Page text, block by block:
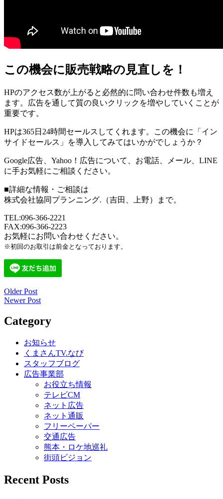
この機会に販売戦略の見直しを！
HPのアクセス数が上がると必然的に問い合わせ件数も増え
ます。広告を通して質の良いクリックを増やしていくことが
重要です。
HPは365日 24時間セールスしてくれます。この機会に「イン
サイドセールス」を導入してみてはいかがでしょうか？
Google広告、Yahoo！広告について、お電話、メール、 LINE
に手お気軽にご相談ください。
■詳細な情報・ご相談は
株式会社協同プランニング.（吉田、上野）まで。
TEL:096-366-2221
FAX:096-366-2223
お気軽にお問い合わせください。
※初回のお取引は前金となっております。
投
ナ
Older Post
Newer Post
Category
お知らせ
くまさんTV.なび
スタッフブログ
広告事業部
お役立ち情報
テレビCM
ネット広告
ネット通販
フリーペーパー
交通広告
熊本・ロケ地巡礼
街頭ビジョン
Recent Posts